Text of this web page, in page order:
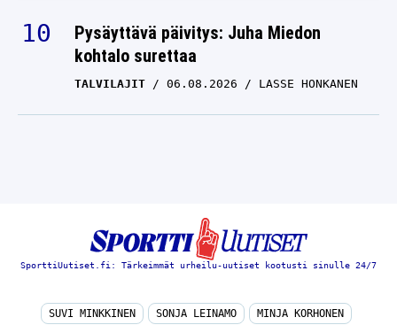
Pysäyttävä päivitys: Juha Miedon
kohtalo surettaa
TALVILAJIT 06.08.2026 LASSE HONKANEN
SporttiUutiset.fi: Tärkeimmät urheilu-uutiset kootusti sinulle 24/7
SUVI MINKKINEN SONJA LEINAMO MINJA KORHONEN